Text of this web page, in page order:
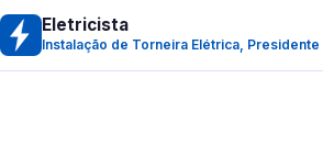
Eletricista
Instalação de Torneira Elétrica, Presidente